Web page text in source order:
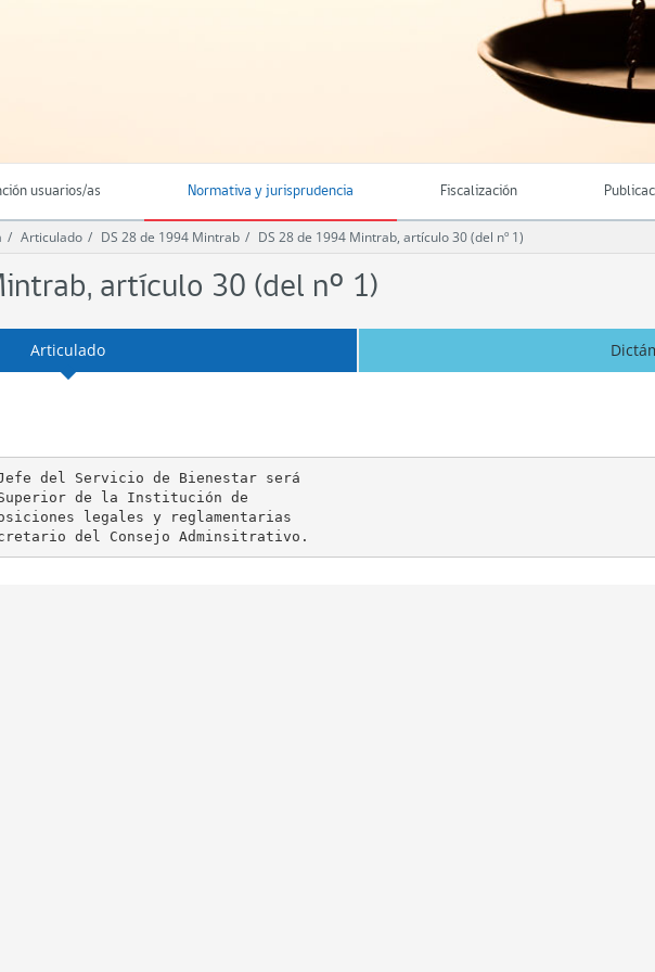
usuarios/as Normativa y jurisprudencia Fiscalización
Articulado DS 28 de 1994 Mintrab DS 28 de 1994 Mintrab, artículo 30 (del nº 1)
artículo 30 (del nº 1)
Articulado
del Servicio de Bienestar será
de la Institución de
legales y reglamentarias